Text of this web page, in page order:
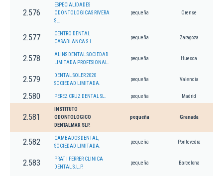
2.576
ESPECIALIDADES
ODONTOLOGICAS RIVERA
SL.
pequeña Orense
2.577
CENTRO DENTAL
CASABLANCA S.L.
pequeña Zaragoza
2.578
ALINS DENTAL SOCIEDAD
LIMITADA PROFESIONAL.
pequeña Huesca
2.579
DENTAL SOLER 2020
SOCIEDAD LIMITADA.
pequeña Valencia
2.580 PEREZ CRUZ DENTAL SL. pequeña Madrid
2.581
INSTITUTO
ODONTOLOGICO
DENTALMAR SLP.
pequeña Granada
2.582
CAMBADOS DENTAL,
SOCIEDAD LIMITADA.
pequeña Pontevedra
2.583
PRAT I FERRER CLINICA
DENTAL S.L.P.
pequeña Barcelona